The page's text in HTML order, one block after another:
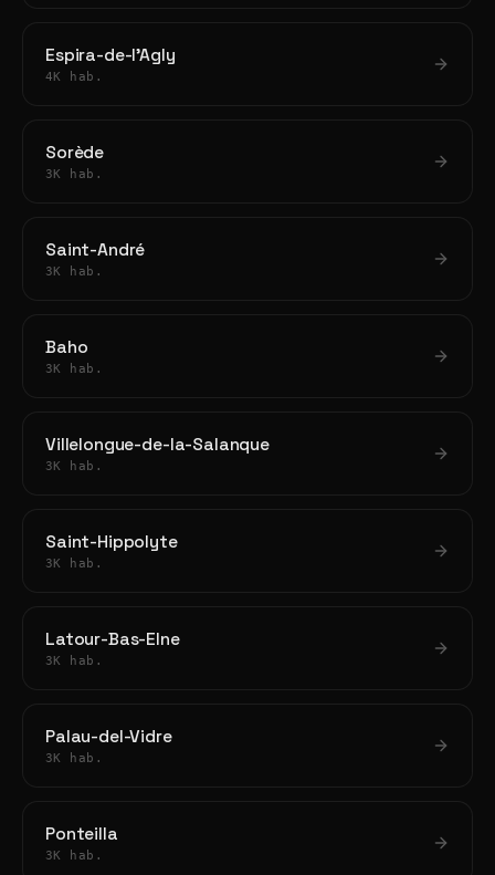
Espira-de-l'Agly
4K hab.
Sorède
3K hab.
Saint-André
3K hab.
Baho
3K hab.
Villelongue-de-la-Salanque
3K hab.
Saint-Hippolyte
3K hab.
Latour-Bas-Elne
3K hab.
Palau-del-Vidre
3K hab.
Ponteilla
3K hab.